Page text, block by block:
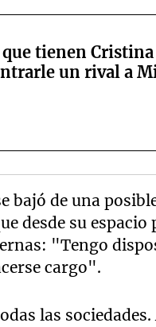
tienen Cristina
un rival a
bajó de una
desde su espacio
"Tengo
cargo".
las sociedades.